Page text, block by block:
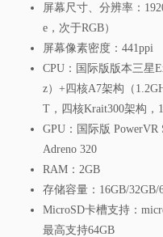
屏幕尺寸、分辨率：
e，次于RGB）
屏幕像素密度：441ppi
CPU：国际版版本三星
z）+四核A7架构（
T，四核Krait300架构，
GPU：国际版 PowerVR
Adreno 320
RAM：2GB
存储容量：16GB/32GB/
MicroSD卡槽支持：
最高支持64GB